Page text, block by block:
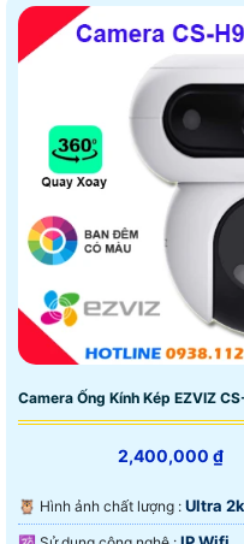
Camera Ống Kính Kép EZVIZ
2,400,000 ₫
🦉 Hình ảnh chất lượng : Ultra